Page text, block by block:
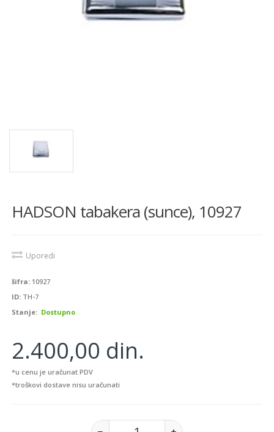
HADSON tabakera (sunce), 10927
Uporedi
šifra: 10927
ID: TH-7
Stanje: Dostupno
2.400,00 din.
*u cenu je uračunat PDV
*troškovi dostave nisu uračunati